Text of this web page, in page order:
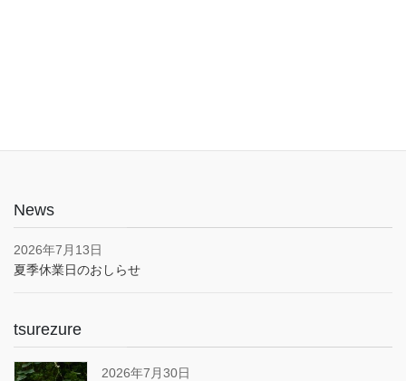
News
2026年7月13日
夏季休業日のおしらせ
tsurezure
2026年7月30日